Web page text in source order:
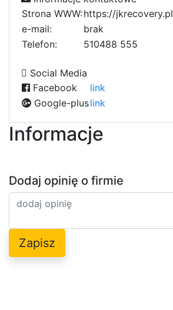
Strona WWW:https://jkrecovery.pl
e-mail:
brak
Telefon:
510488 b4
555
Social Media
Facebook
link
Google-pluslink
Informacje
Dodaj opinię o firmie
Zapisz